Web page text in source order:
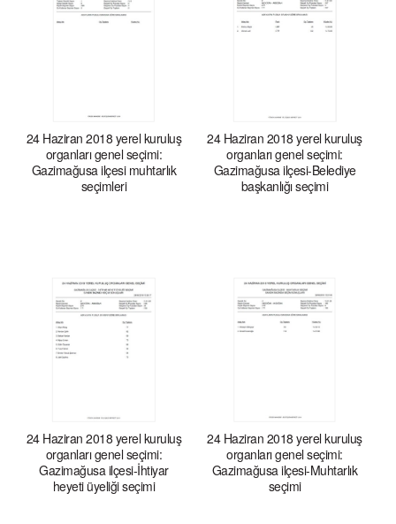
24 Haziran 2018 yerel kuruluş
organları genel seçimi:
Gazimağusa ilçesi muhtarlık
seçimleri
24 Haziran 2018 yerel kuruluş
organları genel seçimi:
Gazimağusa ilçesi-Belediye
başkanlığı seçimi
24 Haziran 2018 yerel kuruluş
organları genel seçimi:
Gazimağusa ilçesi-İhtiyar
heyeti üyeliği seçimi
24 Haziran 2018 yerel kuruluş
organları genel seçimi:
Gazimağusa ilçesi-Muhtarlık
seçimi